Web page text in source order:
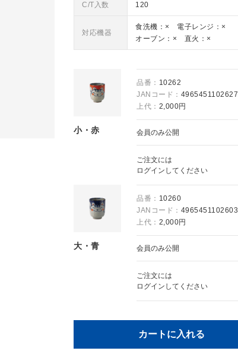
C/T入数 120
対応機器
食洗機：× 電子レンジ：×
オーブン：× 直火：×
小・赤
品番： 10262
JANコード： 4965451102627
上代： 2,000円
会員のみ公開
ご注文には
ログイン してください
大・青
品番： 10260
JANコード： 4965451102603
上代： 2,000円
会員のみ公開
ご注文には
ログイン してください
カートに入れる